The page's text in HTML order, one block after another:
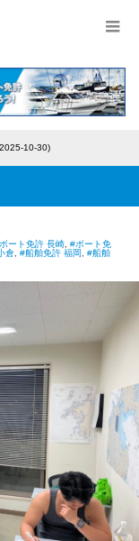
10-30)
ート免許 長崎 #ボート免
倉 #船舶免許 福岡
#船舶